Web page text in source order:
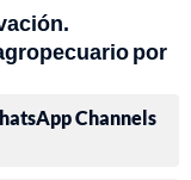
por
Channels